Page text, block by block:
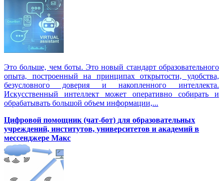
Это больше, чем боты. Это новый стандарт образовательного
опыта, построенный на принципах открытости, удобства,
безусловного доверия и накопленного интеллекта.
Искусственный интеллект может оперативно собирать и
обрабатывать большой объем информации,...
Цифровой помощник (чат-бот) для образовательных
учреждений, институтов, университетов и академий в
мессенджере Макс